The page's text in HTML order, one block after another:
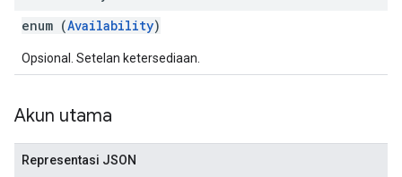
enum (Availability)
Opsional. Setelan ketersediaan.
Akun utama
Representasi JSON